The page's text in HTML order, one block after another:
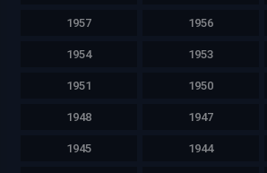
1957 1956
1954 1953
1951 1950
1948 1947
1945 1944